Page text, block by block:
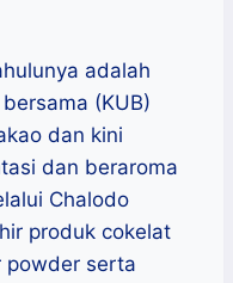
adalah
(KUB)
dan kini
dan beraroma
Chalodo
produk cokelat
powder serta